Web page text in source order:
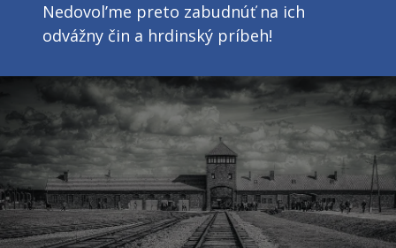
Nedovol’me preto zabudnúť na ich
odvážny čin a hrdinský príbeh!